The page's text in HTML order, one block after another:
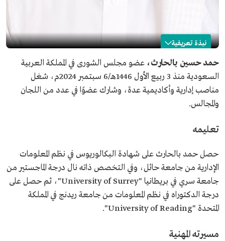
نبذة تعريفية
حمد بالحارث
الاسم
حمد بالحارث.
المؤهلات العلمية
بكالوريوس في نظم المعلومات الإدارية من جامعة حائل.
المنصب الحالي
تاريخ التعيين
2024م.
المنصب السابق
شغل مناصب إدارية وأكاديمية عدة، منها رئيس قسم نظم
المعلومات الإدارية في جامعة حائل.
حمد حسين بالحارث، عضو مجلس الشورى في المملكة العربية
السعودية منذ 3 ربيع الأول 1446هـ/6 سبتمبر 2024م، شغل
مناصب إدارية وأكاديمية عدة، وشارك عضوًا في عدد من اللجان
والمجالس.
تعليمه
حصل حمد بالحارث على شهادة البكالوريوس في نظم المعلومات
الإدارية من جامعة حائل، وفي التخصص ذاته نال درجة الماجستير من
جامعة سري في بريطانيا "University of Surrey"، ثم حصل على
درجة الدكتوراه في نظم المعلومات من جامعة ريدنج في المملكة
المتحدة "University of Reading".
مسيرته المهنية